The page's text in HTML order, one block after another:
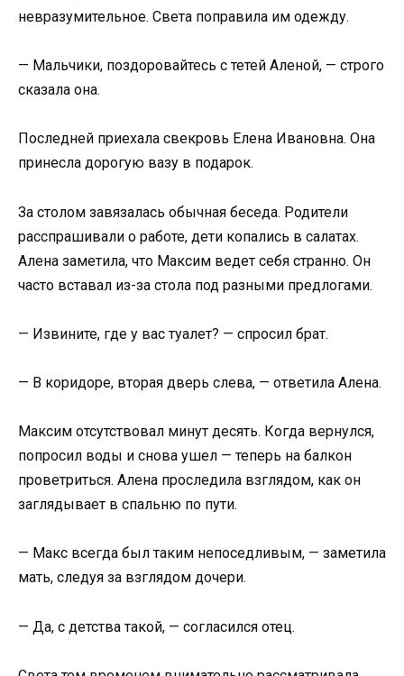
невразумительное. Света поправила им одежду.
— Мальчики, поздоровайтесь с тетей Аленой, — строго
сказала она.
Последней приехала свекровь Елена Ивановна. Она
принесла дорогую вазу в подарок.
За столом завязалась обычная беседа. Родители
расспрашивали о работе, дети копались в салатах.
Алена заметила, что Максим ведет себя странно. Он
часто вставал из-за стола под разными предлогами.
— Извините, где у вас туалет? — спросил брат.
— В коридоре, вторая дверь слева, — ответила Алена.
Максим отсутствовал минут десять. Когда вернулся,
попросил воды и снова ушел — теперь на балкон
проветриться. Алена проследила взглядом, как он
заглядывает в спальню по пути.
— Макс всегда был таким непоседливым, — заметила
мать, следуя за взглядом дочери.
— Да, с детства такой, — согласился отец.